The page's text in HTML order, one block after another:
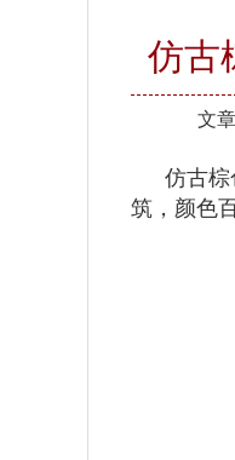
仿古
文
仿古
筑，颜色